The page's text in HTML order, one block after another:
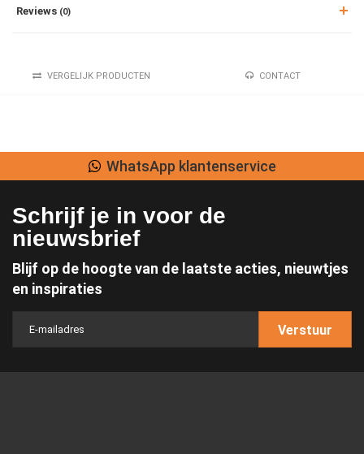
Reviews (0)
VERGELIJK PRODUCTEN CONTACT
WhatsApp klantenservice
Schrijf je in voor de
nieuwsbrief
Blijf op de hoogte van de laatste acties, nieuwtjes
en inspiraties
Verstuur